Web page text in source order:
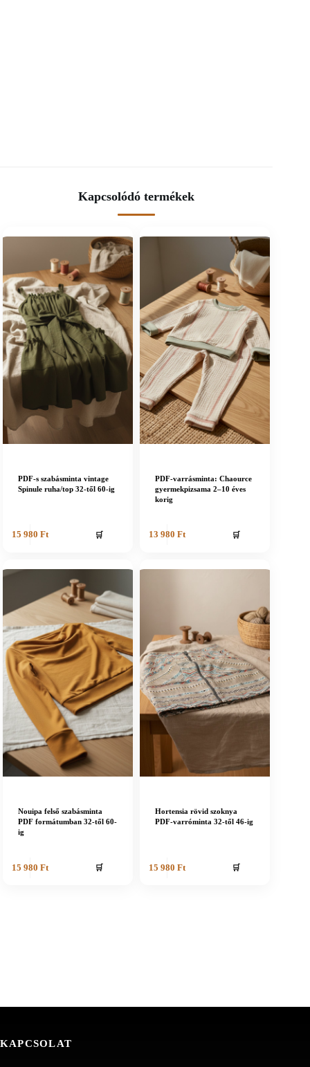
Kapcsolódó termékek
PDF-s szabásminta vintage
Spinule ruha/top 32-től 60-ig
15 980 Ft 🛒
PDF-varrásminta: Chaource
gyermekpizsama 2–10 éves
korig
13 980 Ft 🛒
Nouipa felső szabásminta
PDF formátumban 32-től 60-
ig
15 980 Ft 🛒
Hortensia rövid szoknya
PDF-varróminta 32-től 46-ig
15 980 Ft 🛒
KAPCSOLAT